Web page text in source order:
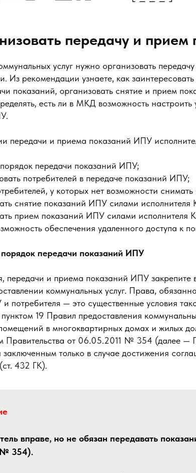
передачу и
услуг нужно организовать
Из рекомендации узнаете, как
показаний, организовать снятие и прием
есть ли в МКД возможность настроить
передачи и приема показаний ИПУ
порядок передачи показаний ИПУ;
потребителей в передаче показаний ИПУ;
у которых нет возможности
снятие показаний ИПУ силами исполнителя
прием показаний ИПУ силами исполнителя
обеспечения удаленного доступа к
порядок передачи показаний ИПУ
передачи и приема показаний ИПУ закрепите
коммунальных услуг. Права,
и потребителя — это существенные условия
19 Правил предоставления
в многоквартирных домах и жилых
Правительства от 06.05.2011 № 354 (далее
заключенным только в случае достижения
432 ГК).
вправе, но не обязан передавать
354).